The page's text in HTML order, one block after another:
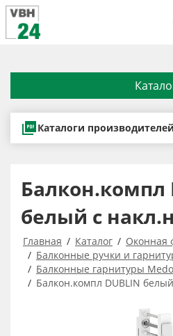
Каталоги производителей
Балкон.компл
белый с
Главная Каталог
Оконная
Балконные ручки и
Балконные гарнитуры
Балкон.компл DUBLIN